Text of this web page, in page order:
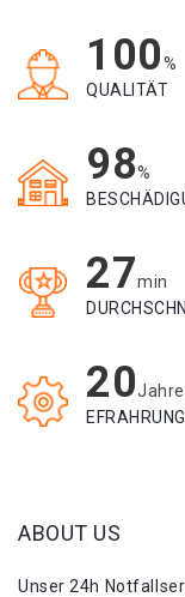
100%
QUALITÄT
98%
27min
20Jahre
EFRAHRUNG
ABOUT US
Unser 24h